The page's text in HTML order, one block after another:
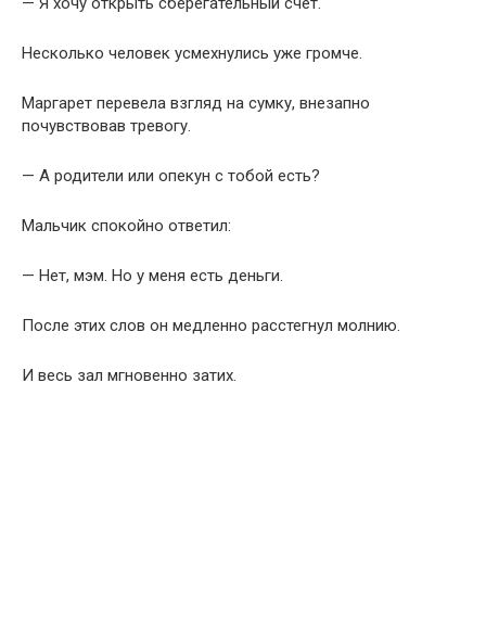
Несколько человек усмехнулись уже громче.
Маргарет перевела взгляд на сумку, внезапно
почувствовав тревогу.
— А родители или опекун с тобой есть?
Мальчик спокойно ответил:
— Нет, мэм. Но у меня есть деньги.
После этих слов он медленно расстегнул молнию.
И весь зал мгновенно затих.